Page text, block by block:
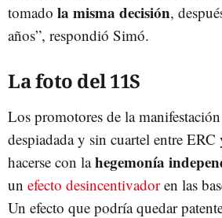
tomado la misma decisión,
años”, respondió Simó.
La foto del 11S
Los promotores de la
despiadada y sin cuartel entre
hacerse con lahegemonía
un efecto desincentivadoren las
Un efecto que podría quedar